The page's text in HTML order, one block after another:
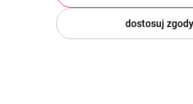
dostosuj zgody